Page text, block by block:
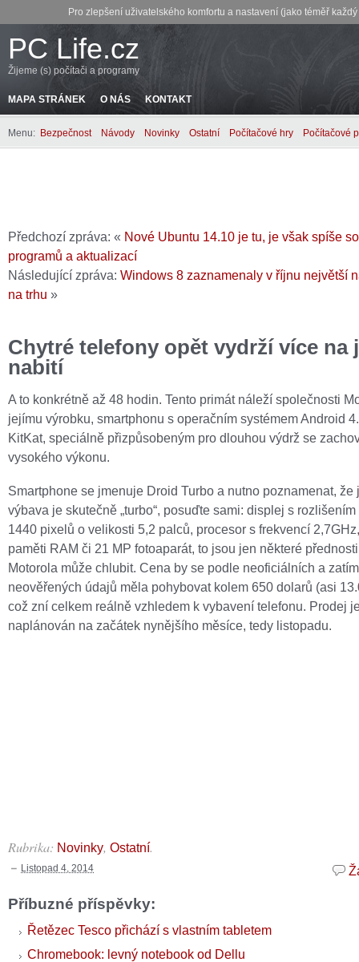
Pro zlepšení uživatelského komfortu a nastavení (jako téměř
PC Life.cz
Žijeme (s) počítači a programy
MAPA STRÁNEK O NÁS KONTAKT
Menu: Bezpečnost Návody Novinky Ostatní Počítačové hry Počítačové
Předchozí zpráva: « Nové Ubuntu 14.10 je tu, je však spíše
programů a aktualizací
Následující zpráva: Windows 8 zaznamenaly v říjnu největší
na trhu »
Chytré telefony opět vydrží více na
nabití
A to konkrétně až 48 hodin. Tento primát náleží společnosti
jejímu výrobku, smartphonu s operačním systémem Android
KitKat, speciálně přizpůsobeným pro dlouhou výdrž se
vysokého výkonu.
Smartphone se jmenuje Droid Turbo a nutno poznamenat, že
výbava je skutečně „turbo“, posuďte sami: displej s
1440 pixelů o velikosti 5,2 palců, procesor s frekvencí
paměti RAM či 21 MP fotoaparát, to jsou jen některé
Motorola může chlubit. Cena by se podle neoficiálních a zatím
neověřených údajů měla pohybovat kolem 650 dolarů (asi
což zní celkem reálně vzhledem k vybavení telefonu. Prodej
naplánován na začátek nynějšího měsíce, tedy listopadu.
Rubrika: Novinky, Ostatní.
Listopad 4, 2014
Příbuzné příspěvky:
Řetězec Tesco přichází s vlastním tabletem
Chromebook: levný notebook od Dellu